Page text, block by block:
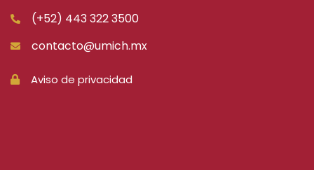
(+52) 443 322 3500
contacto@umich.mx
Aviso de privacidad